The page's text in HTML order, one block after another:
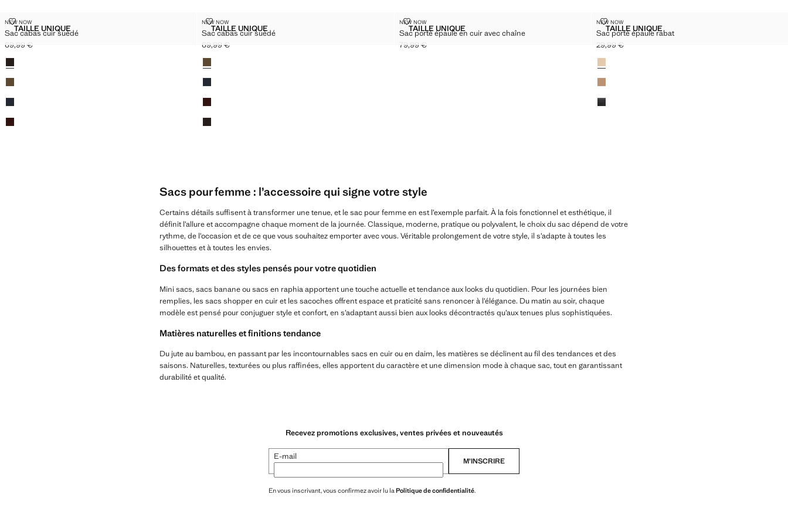
Tailles
TAILLE UNIQUESAC CABAS CUIR SUÉDÉ
NEW NOW
Sac cabas cuir suédé
SAC CABAS CUIR SUÉDÉ
Prix actuel [69,99 € ]
69,99 €
Couleurs
Tailles
TAILLE UNIQUESAC CABAS CUIR SUÉDÉ
NEW NOW
Sac cabas cuir suédé
SAC CABAS CUIR SUÉDÉ
Prix actuel [69,99 € ]
69,99 €
Couleurs
Tailles
TAILLE UNIQUESAC PORTÉ ÉPAULE EN CUIR AVEC CHAÎNE
NEW NOW
Sac porté épaule en cuir avec chaîne
SAC PORTÉ ÉPAULE EN CUIR AVEC CHAÎNE
Prix actuel [79,99 € ]
79,99 €
Tailles
TAILLE UNIQUESAC PORTÉ ÉPAULE RABAT
NEW NOW
Sac porté épaule rabat
SAC PORTÉ ÉPAULE RABAT
Prix actuel [29,99 € ]
29,99 €
Couleurs
Sacs pour femme : l’accessoire qui signe votre style
Certains détails suffisent à transformer une tenue, et le sac pour femme en est l’exemple parfait. À la fois fonctionnel et esthétique, il
définit l’allure et accompagne chaque moment de la journée. Classique, moderne, pratique ou polyvalent, le choix du sac dépend de votre
rythme, de l’occasion et de ce que vous souhaitez emporter avec vous. Véritable prolongement de votre style, il s’adapte à toutes les
silhouettes et à toutes les envies.
Des formats et des styles pensés pour votre quotidien
Mini sacs, sacs banane ou sacs en raphia apportent une touche actuelle et tendance aux looks du quotidien. Pour les journées bien
remplies, les sacs shopper en cuir et les sacoches offrent espace et praticité sans renoncer à l’élégance. Du matin au soir, chaque
modèle est pensé pour conjuguer style et confort, en s’adaptant aussi bien aux looks décontractés qu’aux tenues plus sophistiquées.
Matières naturelles et finitions tendance
Du jute au bambou, en passant par les incontournables sacs en cuir ou en daim, les matières se déclinent au fil des tendances et des
saisons. Naturelles, texturées ou plus raffinées, elles apportent du caractère et une dimension mode à chaque sac, tout en garantissant
durabilité et qualité.
Recevez promotions exclusives, ventes privées et nouveautés
E-mail M’INSCRIRE
En vous inscrivant, vous confirmez avoir lu la Politique de confidentialité.